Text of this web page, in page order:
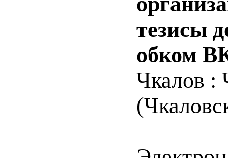
тезисы
обком
Чкалов :